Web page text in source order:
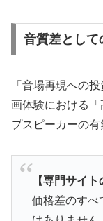
音質差として
「音場再現への
画体験における
プスピーカーの有
【専門サイト
価格差のすべ